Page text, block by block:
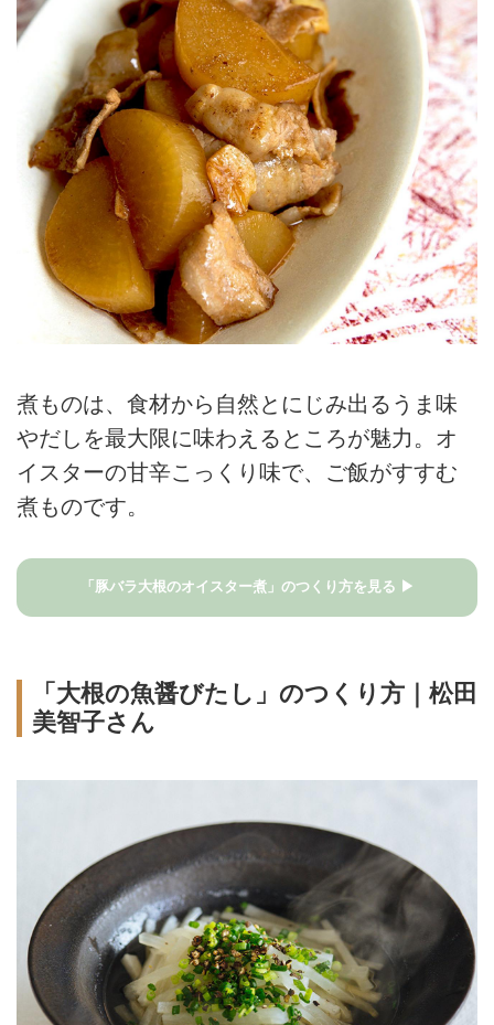
煮ものは、食材から自然とにじみ出るうま味
やだしを最大限に味わえるところが魅力。オ
イスターの甘辛こっくり味で、ご飯がすすむ
煮ものです。
「豚バラ大根のオイスター煮」のつくり方を見る ▶
「大根の魚醤びたし」のつくり方｜松田
美智子さん